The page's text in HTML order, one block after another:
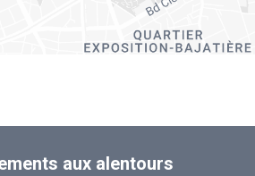
aux alentours